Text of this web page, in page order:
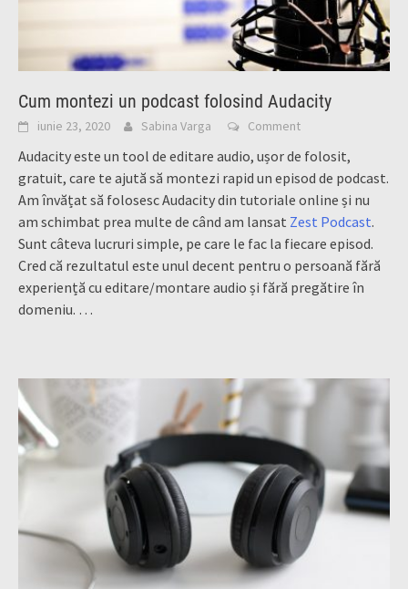
Cum montezi un podcast folosind Audacity
iunie 23, 2020 Sabina Varga Comment
Audacity este un tool de editare audio, ușor de folosit,
gratuit, care te ajută să montezi rapid un episod de podcast.
Am învățat să folosesc Audacity din tutoriale online și nu
am schimbat prea multe de când am lansat Zest Podcast.
Sunt câteva lucruri simple, pe care le fac la fiecare episod.
Cred că rezultatul este unul decent pentru o persoană fără
experiență cu editare/montare audio și fără pregătire în
domeniu. …